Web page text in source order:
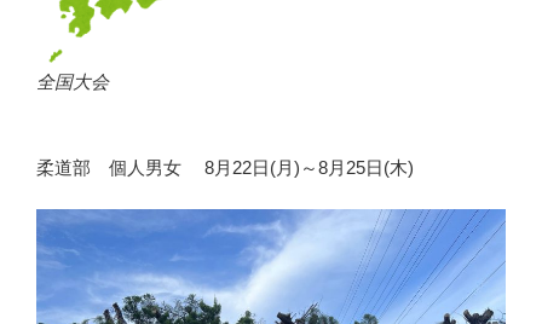
全国大会
柔道部 個人男女 8月22日(月)～8月25日(木)